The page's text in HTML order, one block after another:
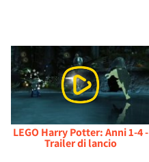
LEGO Harry Potter: Anni 1-4 -
Trailer di lancio